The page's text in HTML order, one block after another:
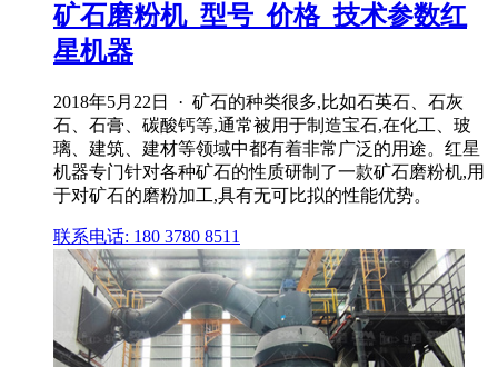
矿石磨粉机_型号_价格_技术参数红
星机器
2018年5月22日 · 矿石的种类很多,比如石英石、石灰
石、石膏、碳酸钙等,通常被用于制造宝石,在化工、玻
璃、建筑、建材等领域中都有着非常广泛的用途。红星
机器专门针对各种矿石的性质研制了一款矿石磨粉机,用
于对矿石的磨粉加工,具有无可比拟的性能优势。
联系电话: 180 3780 8511